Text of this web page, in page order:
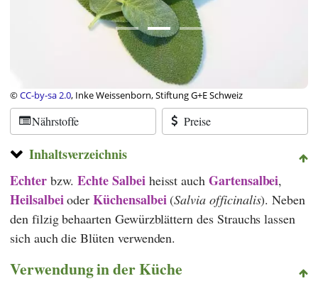
©CC-by-sa 2.0, Inke Weissenborn, Stiftung G+E Schweiz
Nährstoffe Preise
Inhaltsverzeichnis
Echter bzw.Echte Salbei heisst auch Gartensalbei,
HeilsalbeioderKüchensalbei(Salvia officinalis). Neben
den filzig behaarten Gewürzblättern des Strauchs lassen
sich auch die Blüten verwenden.
Verwendung in der Küche